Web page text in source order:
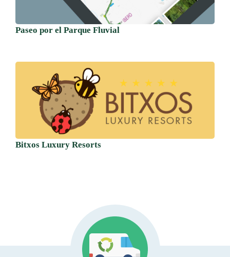
Paseo por el Parque Fluvial
Bitxos Luxury Resorts